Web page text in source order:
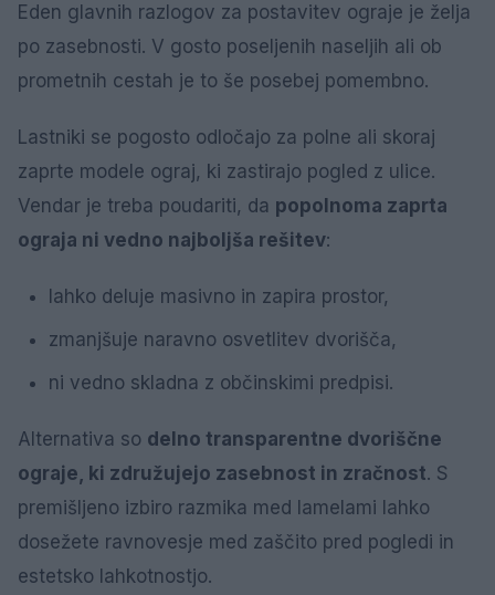
Eden glavnih razlogov za postavitev ograje je želja
po zasebnosti. V gosto poseljenih naseljih ali ob
prometnih cestah je to še posebej pomembno.
Lastniki se pogosto odločajo za polne ali skoraj
zaprte modele ograj, ki zastirajo pogled z ulice.
Vendar je treba poudariti, da popolnoma zaprta
ograja ni vedno najboljša rešitev:
lahko deluje masivno in zapira prostor,
zmanjšuje naravno osvetlitev dvorišča,
ni vedno skladna z občinskimi predpisi.
Alternativa so delno transparentne dvoriščne
ograje, ki združujejo zasebnost in zračnost. S
premišljeno izbiro razmika med lamelami lahko
dosežete ravnovesje med zaščito pred pogledi in
estetsko lahkotnostjo.